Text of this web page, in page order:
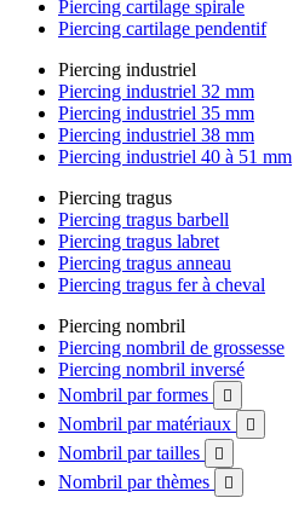
Piercing cartilage spirale
Piercing cartilage pendentif
Piercing industriel
Piercing industriel 32 mm
Piercing industriel 35 mm
Piercing industriel 38 mm
Piercing industriel 40 à 51 mm
Piercing tragus
Piercing tragus barbell
Piercing tragus labret
Piercing tragus anneau
Piercing tragus fer à cheval
Piercing nombril
Piercing nombril de grossesse
Piercing nombril inversé
Nombril par formes

Nombril par matériaux 
Nombril par tailles 
Nombril par thèmes 